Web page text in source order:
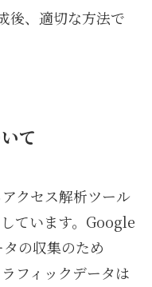
後、適切な方法で
て
クセス解析ツール
ています。Google
の収集のため
フィックデータは